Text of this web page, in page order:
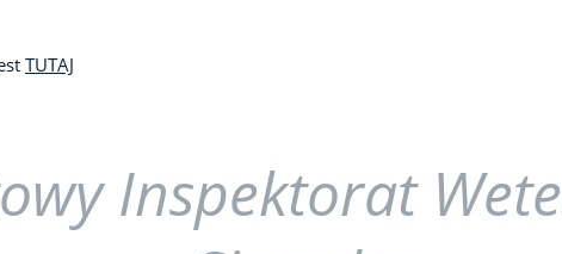
TUTAJ
Inspektorat